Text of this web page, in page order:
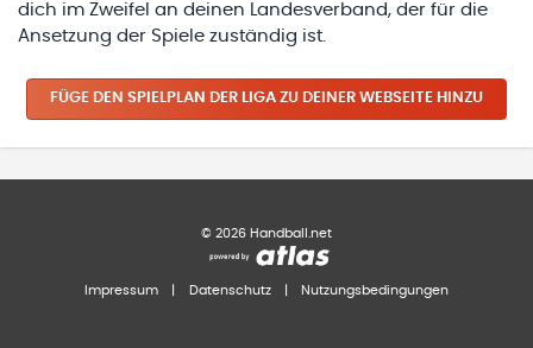
dich im Zweifel an deinen Landesverband, der für die
Ansetzung der Spiele zuständig ist.
FÜGE DEN SPIELPLAN DER LIGA ZU DEINER WEBSEITE HINZU
© 2026 Handball.net
Impressum Datenschutz Nutzungsbedingungen